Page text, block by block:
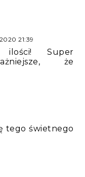
21:39
Super
że
tego świetnego